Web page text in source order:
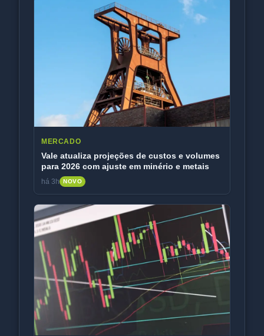
MERCADO
Vale atualiza projeções de custos e volumes
para 2026 com ajuste em minério e metais
há 3h NOVO